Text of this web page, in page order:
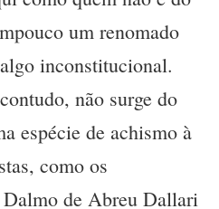
um renomado
inconstitucional.
não surge do
espécie de achismo à
como os
Dalmo de Abreu Dallari